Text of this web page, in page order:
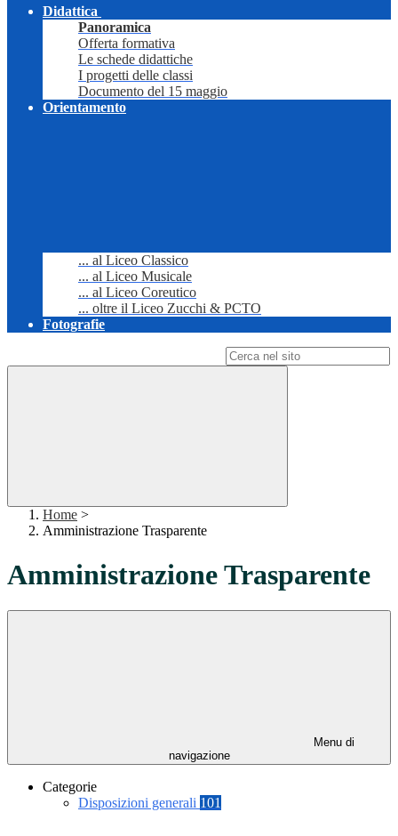
Didattica
Panoramica
Offerta formativa
Le schede didattiche
I progetti delle classi
Documento del 15 maggio
Orientamento
... al Liceo Classico
... al Liceo Musicale
... al Liceo Coreutico
... oltre il Liceo Zucchi & PCTO
Fotografie
Home >
Amministrazione Trasparente
Amministrazione Trasparente
Menu di
navigazione
Categorie
Disposizioni generali 101